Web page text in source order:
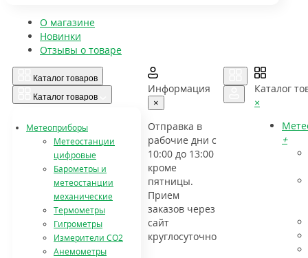
О магазине
Новинки
Отзывы о товаре
Каталог товаров
Каталог товаров
Метеоприборы
Метеостанции
цифровые
Барометры и
метеостанции
механические
Термометры
Гигрометры
Измерители СО2
Анемометры
Информация
×
Отправка в
рабочие дни с
10:00 до 13:00
кроме
пятницы.
Прием
заказов через
сайт
круглосуточно
Каталог
×
+